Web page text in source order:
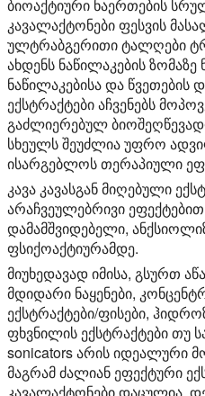
ბიოაქტიური ნაერთების
კავალაქტონები ფესვის
ულტრაბგერითი ტალღები
ახდენს ნაწილაკების ზომაზე
ნაწილაკებისა და
ექსტრაქტები აჩვენებს
გაძლიერებულ
სხეულს შეუძლია უფრო
ისარგებლოს თერაპიული
კავა კავასგან მიღებული
არაჩვეულებრივი
დამამშვიდებელი,
ფსიქოაქტიურამდე.
მიუხედავად იმისა, გსურთ
მდიდარი ნაყენები,
ექსტრაქტები/ფისები,
ფხვნილის ექსტრაქტები თუ
sonicators არის იდეალური
მაგრამ ძალიან ეფექტური